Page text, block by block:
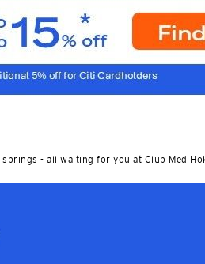
- all waiting for you at Club Med